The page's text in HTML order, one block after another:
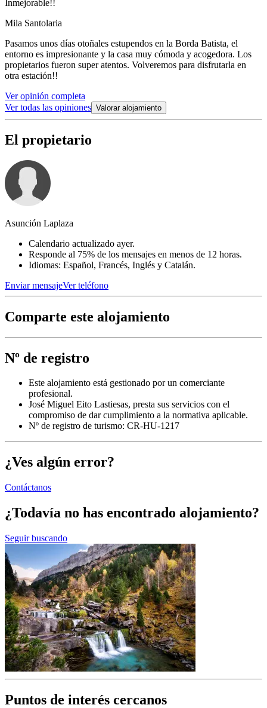
Inmejorable!!
Mila Santolaria
Pasamos unos días otoñales estupendos en la Borda Batista, el
entorno es impresionante y la casa muy cómoda y acogedora. Los
propietarios fueron super atentos. Volveremos para disfrutarla en
otra estación!!
Ver opinión completa
Ver todas las opiniones Valorar alojamiento
El propietario
Asunción Laplaza
Calendario actualizado ayer.
Responde al 75% de los mensajes en menos de 12 horas.
Idiomas: Español, Francés, Inglés y Catalán.
Enviar mensajeVer teléfono
Comparte este alojamiento
Nº de registro
Este alojamiento está gestionado por un comerciante
profesional.
José Miguel Eito Lastiesas, presta sus servicios con el
compromiso de dar cumplimiento a la normativa aplicable.
Nº de registro de turismo: CR-HU-1217
¿Ves algún error?
Contáctanos
¿Todavía no has encontrado alojamiento?
Seguir buscando
Puntos de interés cercanos